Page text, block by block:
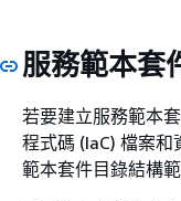
服務範本套
若要建立服務範本
程式碼 (IaC) 檔案
範本套件目錄結構